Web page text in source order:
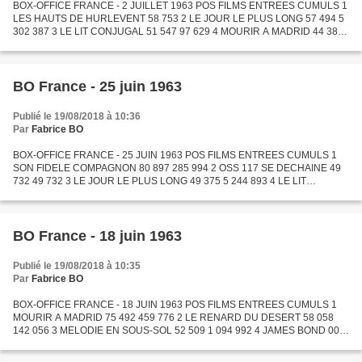
BOX-OFFICE FRANCE - 2 JUILLET 1963 POS FILMS ENTREES CUMULS 1
LES HAUTS DE HURLEVENT 58 753 2 LE JOUR LE PLUS LONG 57 494 5
302 387 3 LE LIT CONJUGAL 51 547 97 629 4 MOURIR A MADRID 44 383
BO France - 25 juin 1963
Publié le 19/08/2018 à 10:36
Par Fabrice BO
BOX-OFFICE FRANCE - 25 JUIN 1963 POS FILMS ENTREES CUMULS 1
SON FIDELE COMPAGNON 80 897 285 994 2 OSS 117 SE DECHAINE 49
732 49 732 3 LE JOUR LE PLUS LONG 49 375 5 244 893 4 LE LIT
JUMENT VERTE...
BO France - 18 juin 1963
Publié le 19/08/2018 à 10:35
Par Fabrice BO
BOX-OFFICE FRANCE - 18 JUIN 1963 POS FILMS ENTREES CUMULS 1
MOURIR A MADRID 75 492 459 776 2 LE RENARD DU DESERT 58 058
142 056 3 MELODIE EN SOUS-SOL 52 509 1 094 992 4 JAMES BOND 007
326 6...